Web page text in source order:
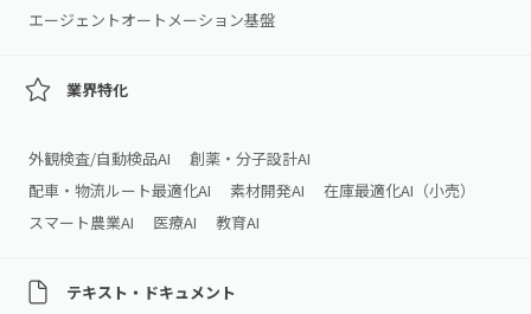
エージェントオートメーション基盤
業界特化
外観検査/自動検品AI
創薬・分子設計AI
配車・物流ルート最適化AI
素材開発AI
在庫最適化AI（小売）
スマート農業AI
医療AI 教育AI
テキスト・ドキュメント